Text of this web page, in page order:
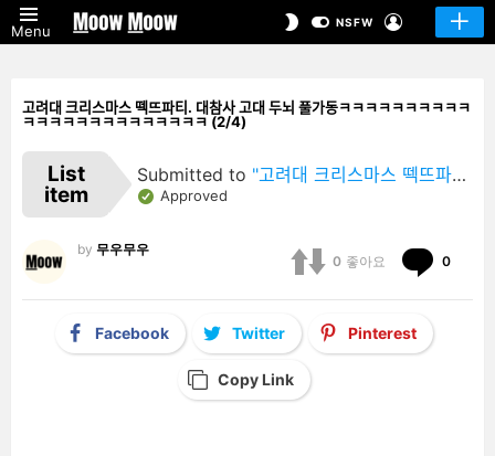
Menu
SWITCHNSFW
고려대 크리스마스 떽뜨파티. 대참사 고대 두뇌 풀가동ㅋㅋㅋㅋㅋㅋㅋㅋㅋㅋ
ㅋㅋㅋㅋㅋㅋㅋㅋㅋㅋㅋㅋㅋㅋ (2/4)
List
item
Submitted to "고려대 크리스마스 떽뜨파티. 대참사 고대 두뇌 풀가동ㅋㅋㅋㅋㅋㅋㅋㅋㅋㅋㅋㅋㅋㅋㅋㅋㅋㅋㅋㅋㅋㅋㅋㅋ"
Approved
by 무우무우
0 좋아요 0
Facebook Twitter Pinterest
Copy Link